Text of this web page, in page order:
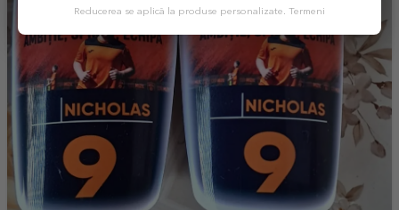
Reducerea se aplică la produse personalizate. Termeni